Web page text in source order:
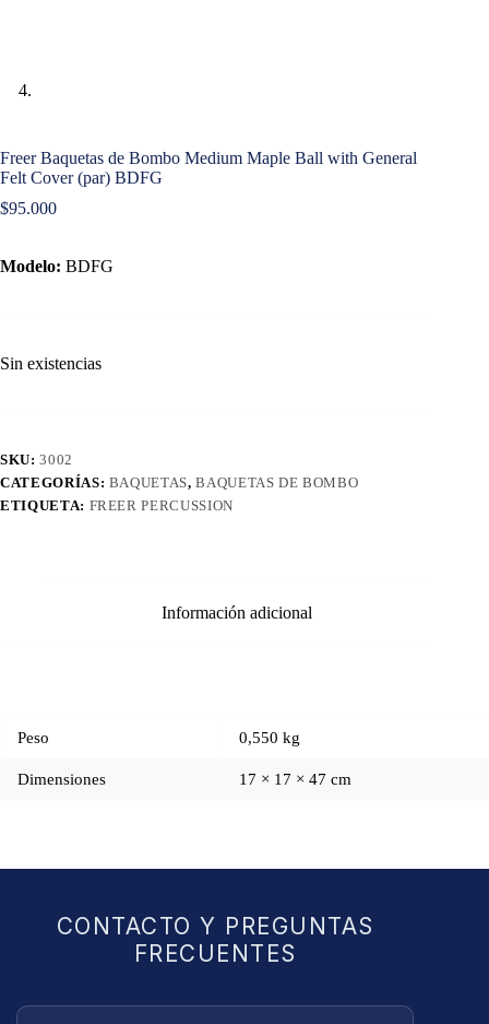
Freer Baquetas de Bombo Medium Maple Ball with General
Felt Cover (par) BDFG
$95.000
Modelo: BDFG
Sin existencias
SKU:3002
CATEGORÍAS: BAQUETAS,BAQUETAS DE BOMBO
ETIQUETA: FREER PERCUSSION
Información adicional
Peso 0,550 kg
Dimensiones 17 × 17 × 47 cm
CONTACTO Y PREGUNTAS
FRECUENTES